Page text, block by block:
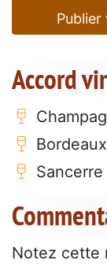
Accord
Sancerre
Notez cette